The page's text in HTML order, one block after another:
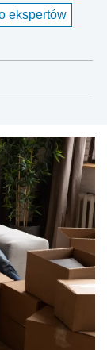
ekspertów